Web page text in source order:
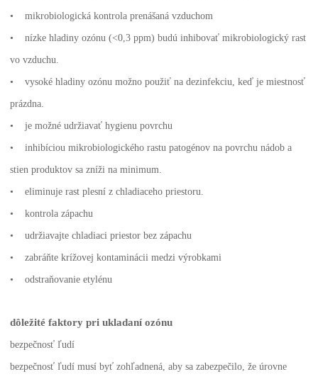
• mikrobiologická kontrola prenášaná vzduchom
• nízke hladiny ozónu (<0,3 ppm) budú inhibovať mikrobiologický rast
vo vzduchu.
• vysoké hladiny ozónu možno použiť na dezinfekciu, keď je miestnosť
prázdna.
• je možné udržiavať hygienu povrchu
• inhibíciou mikrobiologického rastu patogénov na povrchu nádob a
stien produktov sa zníži na minimum.
• eliminuje rast plesní z chladiaceho priestoru.
• kontrola zápachu
• udržiavajte chladiaci priestor bez zápachu
• zabráňte krížovej kontaminácii medzi výrobkami
• odstraňovanie etylénu
dôležité faktory pri ukladaní ozónu
bezpečnosť ľudí
bezpečnosť ľudí musí byť zohľadnená, aby sa zabezpečilo, že úrovne